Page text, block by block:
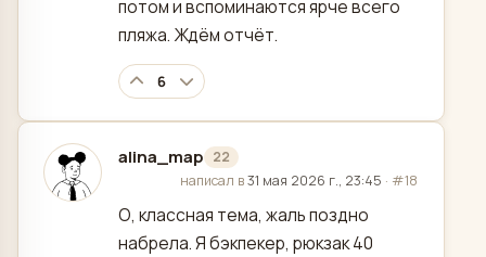
потом и вспоминаются ярче всего
пляжа. Ждём отчёт.
6
alina_map 22
отредактировано
написал в31 мая 2026 г., 23:45 · #18
О, классная тема, жаль поздно
набрела. Я бэкпекер, рюкзак 40